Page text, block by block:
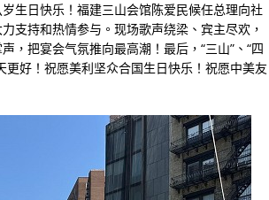
生日快乐！福建三山会馆陈爱民候任总理向社
支持和热情参与。现场歌声绕梁、宾主尽欢，
，把宴会气氛推向最高潮！最后，“三山”、“四
好！祝愿美利坚众合国生日快乐！祝愿中美友